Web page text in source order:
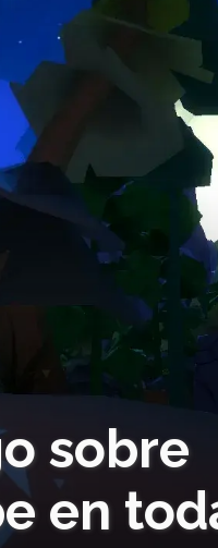
sobre
en